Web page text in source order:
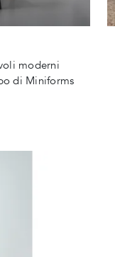
moderni
di Miniforms